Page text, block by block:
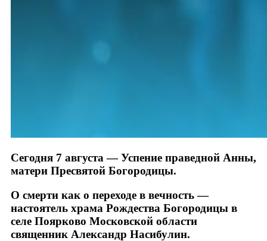
Сегодня 7 августа — Успение праведной Анны,
матери Пресвятой Богородицы.
О смерти как о переходе в вечность —
настоятель храма Рождества Богородицы в
селе Поярково Московской области
священник Александр Насибулин.